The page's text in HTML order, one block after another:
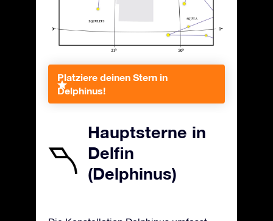
Platziere deinen Stern in
Delphinus!
Hauptsterne in
Delfin
(Delphinus)